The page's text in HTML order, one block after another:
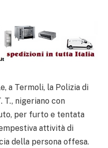
a Termoli, la Polizia di
T., nigeriano con
per furto e tentata
attività di
della persona offesa.